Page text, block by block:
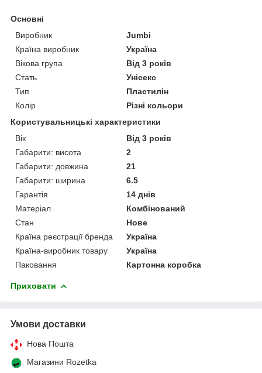
Основні
Виробник
Jumbi
Країна виробник
Україна
Вікова група
Від 3 років
Стать
Унісекс
Тип
Пластилін
Колір
Різні кольори
Користувальницькі характеристики
Вік
Від 3 років
Габарити: висота
2
Габарити: довжина
21
Габарити: ширина
6.5
Гарантія
14 днів
Матеріал
Комбінований
Стан
Нове
Країна реєстрації бренда
Україна
Країна-виробник товару
Україна
Паковання
Картонна коробка
Приховати
Умови доставки
Нова Пошта
Магазини Rozetka